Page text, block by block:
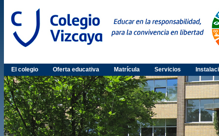
El colegio Oferta educativa Matrícula Servicios